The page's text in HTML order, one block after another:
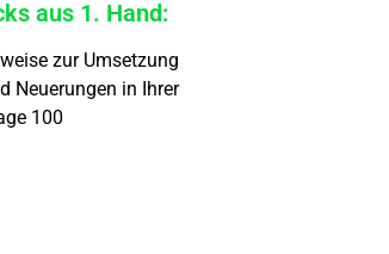
aus 1. Hand:
zur Umsetzung
Neuerungen in Ihrer
100